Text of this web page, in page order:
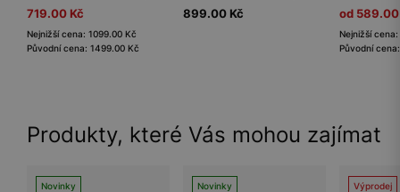
719.00 Kč
Nejnižší cena: 1099.00 Kč
Původní cena: 1499.00 Kč
899.00 Kč
od 589.00
Nejnižší
Původní
Produkty, které Vás mohou zajímat
Novinky Novinky Výprodej